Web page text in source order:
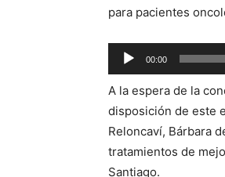
para pacientes
Reproductor
de
audio
00:00
A la espera de la
disposición de este
Reloncaví, Bárbara
tratamientos de
Santiago.